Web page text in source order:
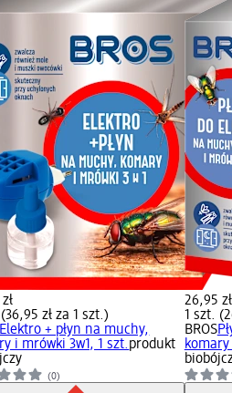
zł za 1 szt.)
Elektro + płyn na muchy,
i mrówki 3w1, 1 szt.produkt
(0)
26,95 zł
1 szt.
BROS
komary